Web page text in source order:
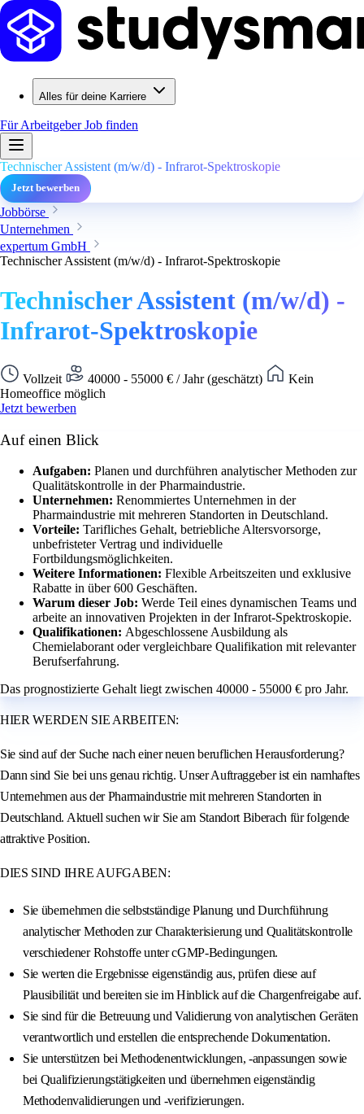
Alles für deine Karriere
Für ArbeitgeberJob finden
Technischer Assistent (m/w/d) - Infrarot-Spektroskopie
Jetzt bewerben
Jobbörse
Unternehmen
expertum GmbH
Technischer Assistent (m/w/d) - Infrarot-Spektroskopie
Technischer Assistent (m/w/d) -
Infrarot-Spektroskopie
Vollzeit 40000 - 55000 € / Jahr (geschätzt)
Kein
Homeoffice möglich
Jetzt bewerben
Auf einen Blick
Aufgaben: Planen und durchführen analytischer Methoden zur
Qualitätskontrolle in der Pharmaindustrie.
Unternehmen: Renommiertes Unternehmen in der
Pharmaindustrie mit mehreren Standorten in Deutschland.
Vorteile: Tarifliches Gehalt, betriebliche Altersvorsorge,
unbefristeter Vertrag und individuelle
Fortbildungsmöglichkeiten.
Weitere Informationen: Flexible Arbeitszeiten und exklusive
Rabatte in über 600 Geschäften.
Warum dieser Job: Werde Teil eines dynamischen Teams und
arbeite an innovativen Projekten in der Infrarot-Spektroskopie.
Qualifikationen: Abgeschlossene Ausbildung als
Chemielaborant oder vergleichbare Qualifikation mit relevanter
Berufserfahrung.
Das prognostizierte Gehalt liegt zwischen 40000 - 55000 € pro Jahr.
HIER WERDEN SIE ARBEITEN:
Sie sind auf der Suche nach einer neuen beruflichen Herausforderung?
Dann sind Sie bei uns genau richtig. Unser Auftraggeber ist ein namhaftes
Unternehmen aus der Pharmaindustrie mit mehreren Standorten in
Deutschland. Aktuell suchen wir Sie am Standort Biberach für folgende
attraktive Position.
DIES SIND IHRE AUFGABEN:
Sie übernehmen die selbstständige Planung und Durchführung
analytischer Methoden zur Charakterisierung und Qualitätskontrolle
verschiedener Rohstoffe unter cGMP-Bedingungen.
Sie werten die Ergebnisse eigenständig aus, prüfen diese auf
Plausibilität und bereiten sie im Hinblick auf die Chargenfreigabe auf.
Sie sind für die Betreuung und Validierung von analytischen Geräten
verantwortlich und erstellen die entsprechende Dokumentation.
Sie unterstützen bei Methodenentwicklungen, -anpassungen sowie
bei Qualifizierungstätigkeiten und übernehmen eigenständig
Methodenvalidierungen und -verifizierungen.